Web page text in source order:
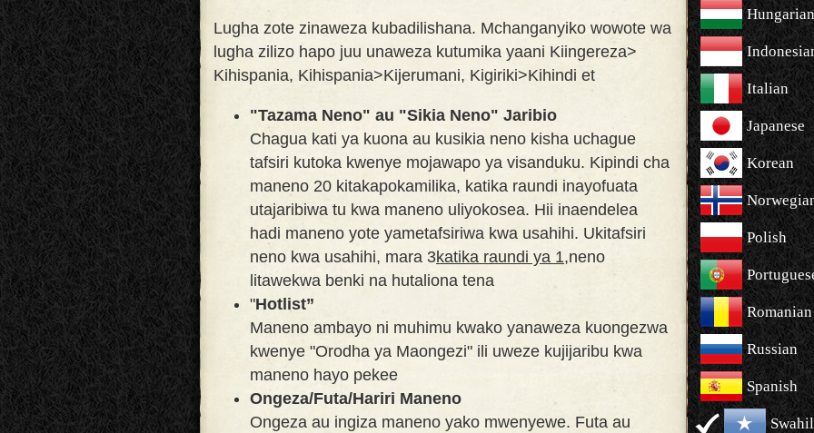
Lugha zote zinaweza kubadilishana. Mchanganyiko wowote wa
lugha zilizo hapo juu unaweza kutumika yaani Kiingereza>
Kihispania, Kihispania>Kijerumani, Kigiriki>Kihindi et
"Tazama Neno" au "Sikia Neno" Jaribio
Chagua kati ya kuona au kusikia neno kisha uchague
tafsiri kutoka kwenye mojawapo ya visanduku. Kipindi cha
maneno 20 kitakapokamilika, katika raundi inayofuata
utajaribiwa tu kwa maneno uliyokosea. Hii inaendelea
hadi maneno yote yametafsiriwa kwa usahihi. Ukitafsiri
neno kwa usahihi, mara 3katika raundi ya 1,neno
litawekwa benki na hutaliona tena
"Hotlist”
Maneno ambayo ni muhimu kwako yanaweza kuongezwa
kwenye "Orodha ya Maongezi" ili uweze kujijaribu kwa
maneno hayo pekee
Ongeza/Futa/Hariri Maneno
Ongeza au ingiza maneno yako mwenyewe. Futa au
Hungarian
Italian
Japanese
Korean
Polish
Romanian
Russian
Spanish